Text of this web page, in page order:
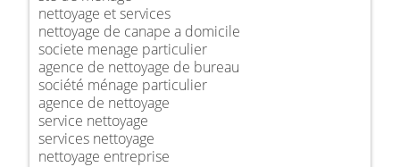
nettoyage et services
nettoyage de canape a domicile
societe menage particulier
agence de nettoyage de bureau
société ménage particulier
agence de nettoyage
service nettoyage
services nettoyage
nettoyage entreprise